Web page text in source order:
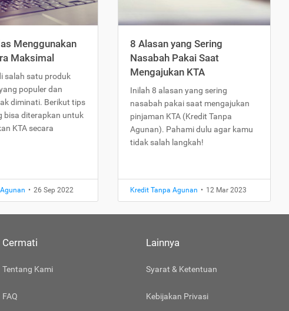
Menggunakan
Maksimal
salah satu produk
populer dan
diminati. Berikut tips
bisa diterapkan untuk
KTA secara
• 26 Sep 2022
8 Alasan yang Sering
Nasabah Pakai Saat
Mengajukan KTA
Inilah 8 alasan yang sering
nasabah pakai saat mengajukan
pinjaman KTA (Kredit Tanpa
Agunan). Pahami dulu agar kamu
tidak salah langkah!
Kredit Tanpa Agunan • 12 Mar 2023
Cermati
Tentang Kami
FAQ
Lainnya
Syarat & Ketentuan
Kebijakan Privasi